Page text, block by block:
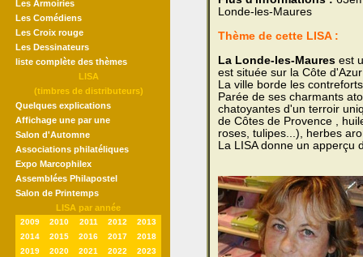
Les Armoiries
Les Comédiens
Les Croix rouge
Les Dessinateurs
liste complète des thèmes
LISA
(timbres de distributeurs)
Quelques explications
Affichage une par une
Salon d'Automne
Associations philatéliques
Expo Marcophilex
Assemblées Philapostel
Salon de Printemps
LISA par année
2009 2010 2011 2012
2013
2014
2015 2016 2017
2018
2019
2020 2021 2022
2023
Londe-les-Maures
Thème de cette LISA :
La Londe-les-Maures est
est située sur la Côte
La ville borde les
Parée de ses charmants
chatoyantes d'un terroir
de Côtes de Provence ,
roses, tulipes...), herbes
La LISA donne un apperçu